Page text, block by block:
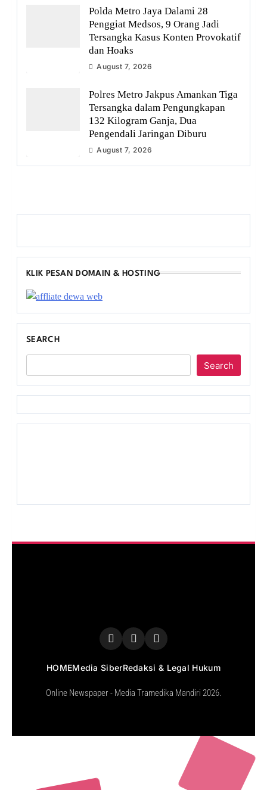
Polda Metro Jaya Dalami 28
Penggiat Medsos, 9 Orang Jadi
Tersangka Kasus Konten Provokatif
dan Hoaks
August 7, 2026
Polres Metro Jakpus Amankan Tiga
Tersangka dalam Pengungkapan
132 Kilogram Ganja, Dua
Pengendali Jaringan Diburu
August 7, 2026
KLIK PESAN DOMAIN & HOSTING
SEARCH
Search
HOMEMedia SiberRedaksi & Legal Hukum
Online Newspaper - Media Tramedika Mandiri 2026.